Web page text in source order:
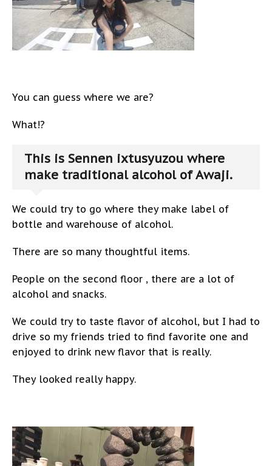
You can guess where we are?
What!?
This is Sennen ixtusyuzou where
make traditional alcohol of Awaji.
We could try to go where they make label of
bottle and warehouse of alcohol.
There are so many thoughtful items.
People on the second floor , there are a lot of
alcohol and snacks.
We could try to taste flavor of alcohol, but I had to
drive so my friends tried to find favorite one and
enjoyed to drink new flavor that is really.
They looked really happy.